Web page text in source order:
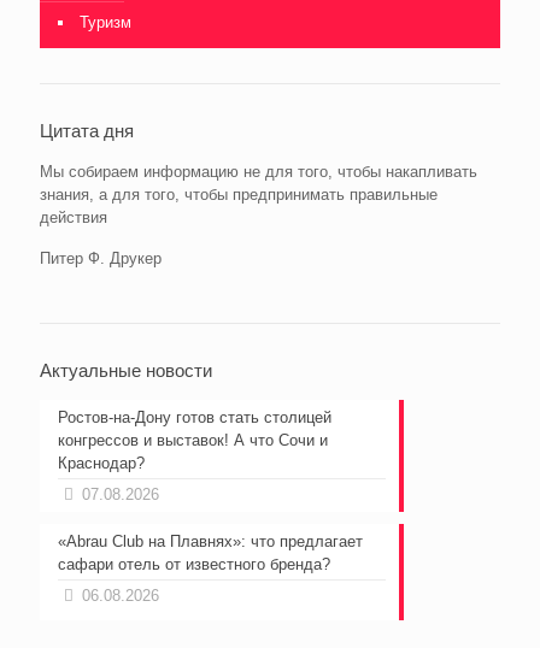
Туризм
Цитата дня
Мы собираем информацию не для того, чтобы накапливать
знания, а для того, чтобы предпринимать правильные
действия
Питер Ф. Друкер
Актуальные новости
Ростов-на-Дону готов стать столицей
конгрессов и выставок! А что Сочи и
Краснодар?
07.08.2026
«Abrau Club на Плавнях»: что предлагает
сафари отель от известного бренда?
06.08.2026